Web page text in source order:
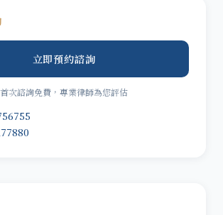
立即預約諮詢
首次諮詢免費，專業律師為您評估